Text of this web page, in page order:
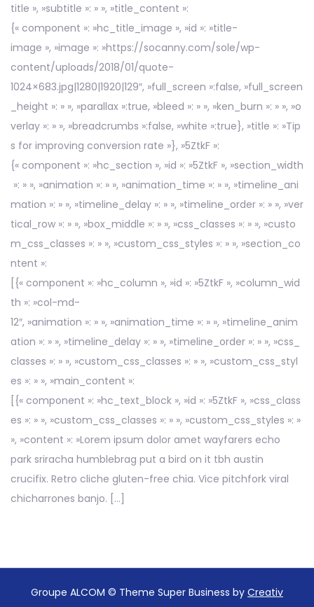
title », »subtitle »: » », »title_content »:
{« component »: »hc_title_image », »id »: »title-
image », »image »: »https://socanny.com/sole/wp-
content/uploads/2018/01/quote-
1024×683.jpg|1280|1920|129″, »full_screen »:false, »full_screen
_height »: » », »parallax »:true, »bleed »: » », »ken_burn »: » », »o
verlay »: » », »breadcrumbs »:false, »white »:true}, »title »: »Tip
s for improving conversion rate »}, »5ZtkF »:
{« component »: »hc_section », »id »: »5ZtkF », »section_width
»: » », »animation »: » », »animation_time »: » », »timeline_ani
mation »: » », »timeline_delay »: » », »timeline_order »: » », »ver
tical_row »: » », »box_middle »: » », »css_classes »: » », »custo
m_css_classes »: » », »custom_css_styles »: » », »section_co
ntent »:
[{« component »: »hc_column », »id »: »5ZtkF », »column_wid
th »: »col-md-
12″, »animation »: » », »animation_time »: » », »timeline_anim
ation »: » », »timeline_delay »: » », »timeline_order »: » », »css_
classes »: » », »custom_css_classes »: » », »custom_css_styl
es »: » », »main_content »:
[{« component »: »hc_text_block », »id »: »5ZtkF », »css_class
es »: » », »custom_css_classes »: » », »custom_css_styles »: »
», »content »: »Lorem ipsum dolor amet wayfarers echo
park sriracha humblebrag put a bird on it tbh austin
crucifix. Retro cliche gluten-free chia. Vice pitchfork viral
chicharrones banjo. […]
Groupe ALCOM © Theme Super Business by Creativ